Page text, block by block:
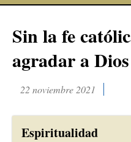
Sin la fe
agradar a Dios
22 noviembre 2021
Espiritualidad